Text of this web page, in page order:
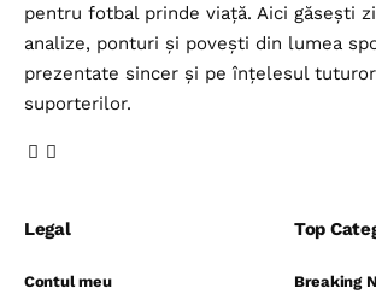
pentru fotbal prinde viață. Aici găsești
analize, ponturi și povești din lumea
prezentate sincer și pe înțelesul tuturor
suporterilor.
Legal
Contul meu
Top
Breaking